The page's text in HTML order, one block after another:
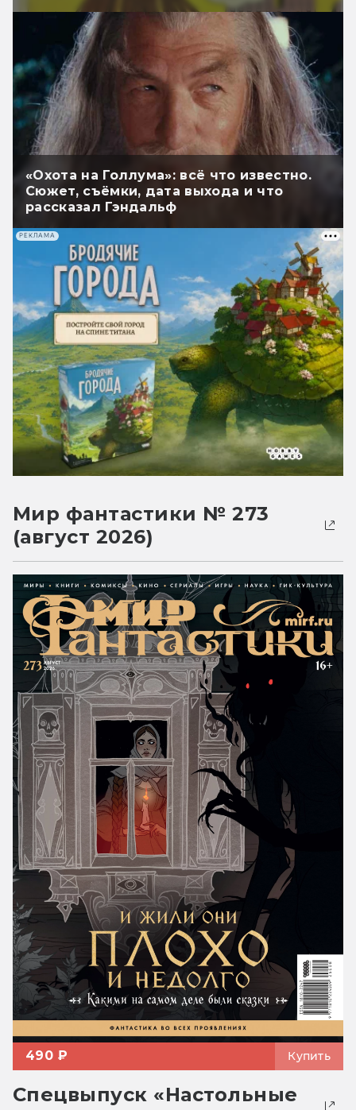
«Охота на Голлума»: всё что известно.
Сюжет, съёмки, дата выхода и что
рассказал Гэндальф
РЕКЛАМА
Мир фантастики № 273
(август 2026)
490 ₽ Купить
Спецвыпуск «Настольные